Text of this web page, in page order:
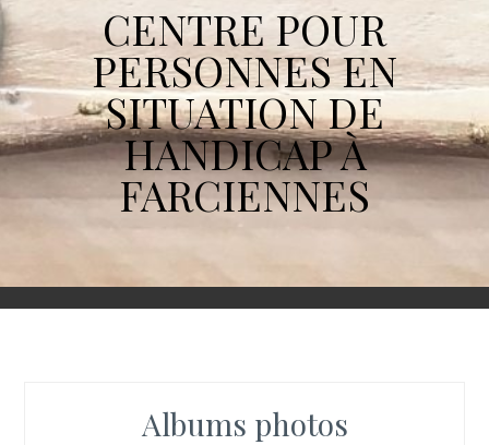
CENTRE POUR
PERSONNES EN
SITUATION DE
HANDICAP À
FARCIENNES
Albums photos